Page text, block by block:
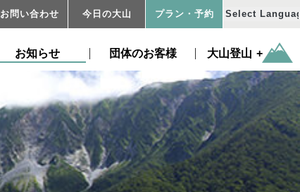
お問い合わせ 今日の大山 プラン ・予約
お知らせ 団体のお客様 大山登山